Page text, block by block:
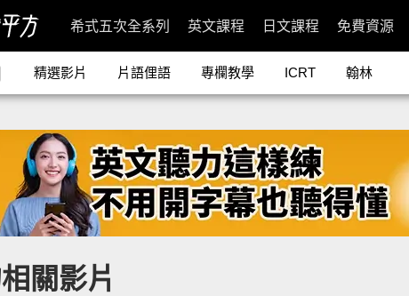
希式五次全系列 英文課程 日文課程 免費資源
精選影片 片語俚語 專欄教學 ICRT 翰林
關影片